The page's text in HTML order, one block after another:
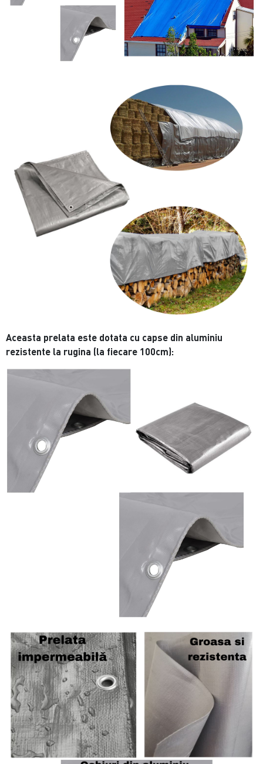
Aceasta prelata este dotata cu capse din aluminiu
rezistente la rugina (la fiecare 100cm):